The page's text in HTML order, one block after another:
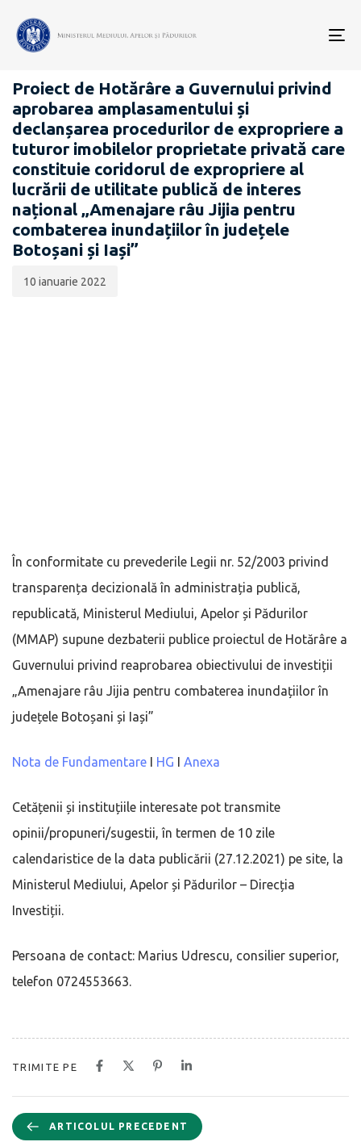
PROIECTE ACTE NORMATIVE
Proiect de Hotărâre a Guvernului privind
aprobarea amplasamentului și
declanșarea procedurilor de expropriere a
tuturor imobilelor proprietate privată care
constituie coridorul de expropriere al
lucrării de utilitate publică de interes
național „Amenajare râu Jijia pentru
combaterea inundațiilor în județele
Botoșani și Iași”
publicării:
10 ianuarie 2022
În conformitate cu prevederile Legii nr. 52/2003 privind
transparența decizională în administrația publică,
republicată, Ministerul Mediului, Apelor și Pădurilor
(MMAP) supune dezbaterii publice proiectul de Hotărâre a
Guvernului privind reaprobarea obiectivului de investiții
„Amenajare râu Jijia pentru combaterea inundațiilor în
județele Botoșani și Iași”
Nota de Fundamentare I HG I Anexa
Cetățenii și instituțiile interesate pot transmite
opinii/propuneri/sugestii, în termen de 10 zile
calendaristice de la data publicării (27.12.2021) pe site, la
Ministerul Mediului, Apelor și Pădurilor – Direcția
Investiții.
Persoana de contact: Marius Udrescu, consilier superior,
telefon 0724553663.
TRIMITE PE
ARTICOLUL PRECEDENT